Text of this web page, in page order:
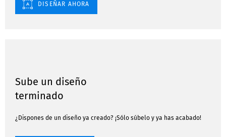
DISEÑAR AHORA
Sube un diseño
terminado
¿Dispones de un diseño ya creado? ¡Sólo súbelo y ya has acabado!